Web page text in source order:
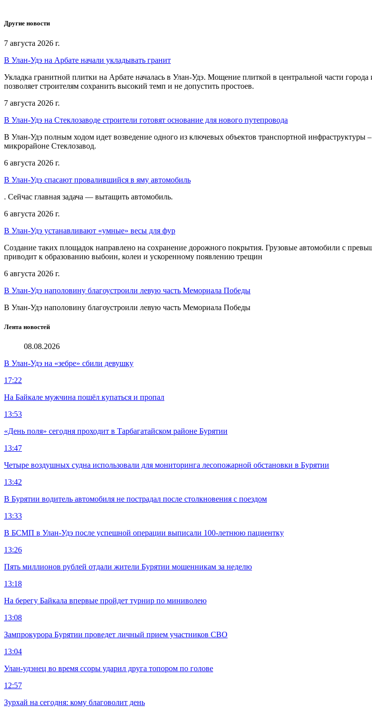
Другие новости
7 августа 2026 г.
В Улан-Удэ на Арбате начали укладывать гранит
Укладка гранитной плитки на Арбате началась в Улан-Удэ. Мощение плиткой в центральной части
позволяет строителям сохранить высокий темп и не допустить простоев.
7 августа 2026 г.
В Улан-Удэ на Стеклозаводе строители готовят основание для нового путепровода
В Улан-Удэ полным ходом идет возведение одного из ключевых объектов транспортной инфраструктуры
микрорайоне Стеклозавод.
6 августа 2026 г.
В Улан-Удэ спасают провалившийся в яму автомобиль
. Сейчас главная задача — вытащить автомобиль.
6 августа 2026 г.
В Улан-Удэ устанавливают «умные» весы для фур
Создание таких площадок направлено на сохранение дорожного покрытия. Грузовые автомобили с
приводит к образованию выбоин, колеи и ускоренному появлению трещин
6 августа 2026 г.
В Улан-Удэ наполовину благоустроили левую часть Мемориала Победы
В Улан-Удэ наполовину благоустроили левую часть Мемориала Победы
Лента новостей
08.08.2026
В Улан-Удэ на «зебре» сбили девушку
17:22
На Байкале мужчина пошёл купаться и пропал
13:53
«День поля» сегодня проходит в Тарбагатайском районе Бурятии
13:47
Четыре воздушных судна использовали для мониторинга лесопожарной обстановки в Бурятии
13:42
В Бурятии водитель автомобиля не пострадал после столкновения с поездом
13:33
В БСМП в Улан-Удэ после успешной операции выписали 100-летнюю пациентку
13:26
Пять миллионов рублей отдали жители Бурятии мошенникам за неделю
13:18
На берегу Байкала впервые пройдет турнир по миниволею
13:08
Зампрокурора Бурятии проведет личный прием участников СВО
13:04
Улан-удэнец во время ссоры ударил друга топором по голове
12:57
Зурхай на сегодня: кому благоволит день